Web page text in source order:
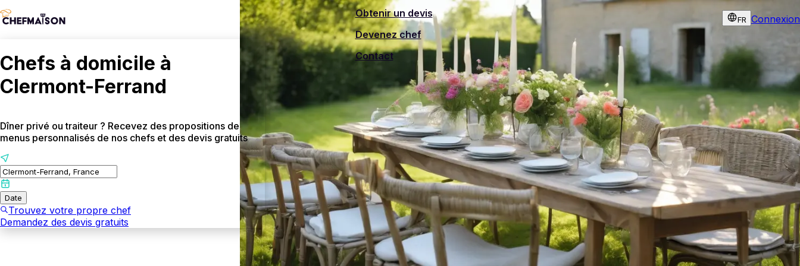
Obtenir un devis
Devenez chef
Contact
FR Connexion
Chefs à domicile à
Clermont-Ferrand
Dîner privé ou traiteur ? Recevez des propositions de
menus personnalisés de nos chefs et des devis gratuits
Date
Trouvez votre propre chef
Demandez des devis gratuits